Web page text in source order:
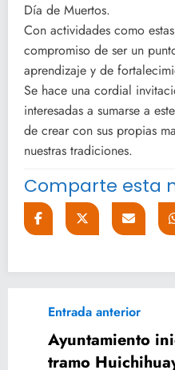
Día de Muertos.
Con actividades como
compromiso de ser un
aprendizaje y de
Se hace una cordial
interesadas a sumarse a
de crear con sus propias
nuestras tradiciones.
Comparte esta
Entrada anterior
Ayuntamiento
tramo